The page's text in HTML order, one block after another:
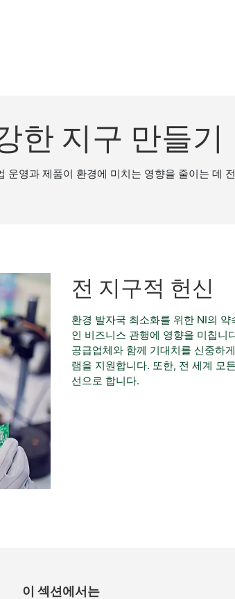
한 지구 만들기
영과 제품이 환경에 미치는 영향을 줄이는 데
전 지구적 헌신
환경 발자국 최소화를 위한 NI의
인 비즈니스 관행에 영향을 미칩니
공급업체와 함께 기대치를 신중하
램을 지원합니다. 또한, 전 세계 모
선으로 합니다.
이 섹션에서는